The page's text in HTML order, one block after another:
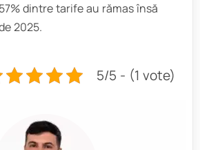
dintre tarife au rămas însă
2025.
5/5 - (1 vote)